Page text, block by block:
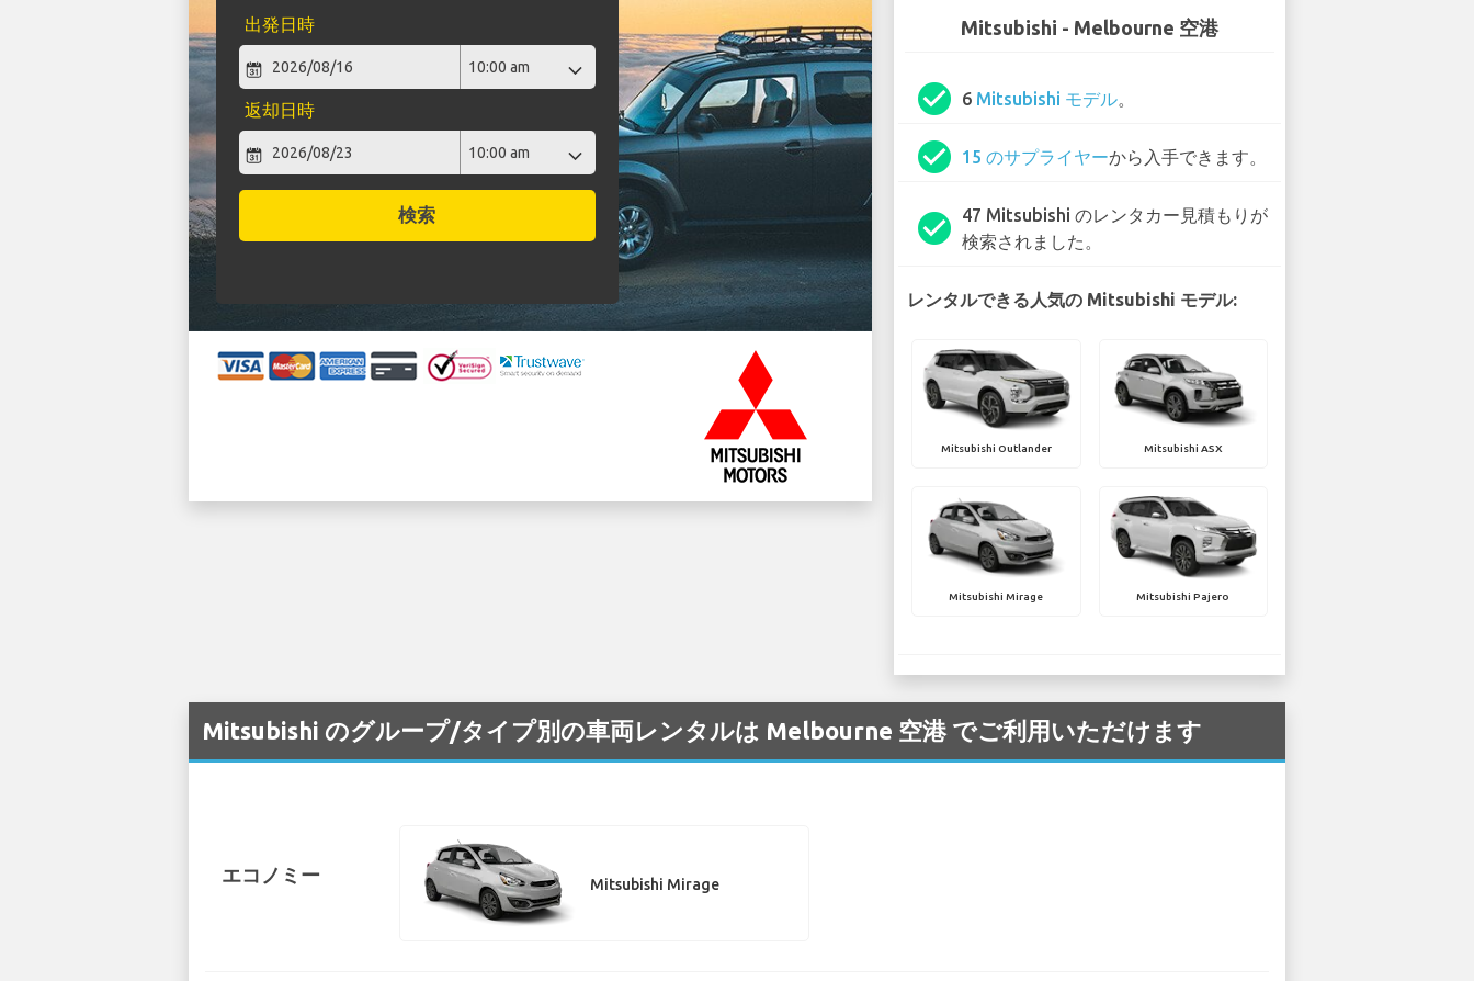
出発日時
返却日時
検索
Mitsubishi - Melbourne 空港
check_circle 6 Mitsubishi モデル。
check_circle 15 のサプライヤーから入手できます。
check_circle
47 Mitsubishi のレンタカー見積もりが
検索されました。
レンタルできる人気の Mitsubishi モデル:
Mitsubishi Outlander Mitsubishi ASX
Mitsubishi Mirage Mitsubishi Pajero
Mitsubishi のグループ/タイプ別の車両レンタルは Melbourne 空港 でご利用いただけます
エコノミー Mitsubishi Mirage